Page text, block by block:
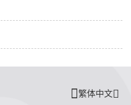
繁体中文